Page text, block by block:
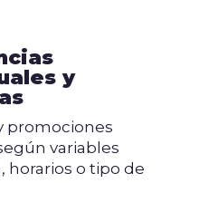
y
promociones
variables
horarios o tipo de